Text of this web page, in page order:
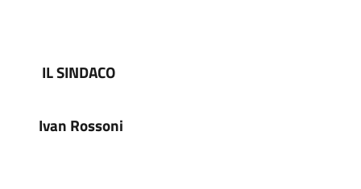
IL SINDACO
Ivan Rossoni